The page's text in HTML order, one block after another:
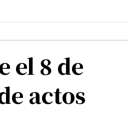
el 8 de
actos